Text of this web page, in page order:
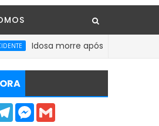
morre após sofrer mal súbito no
T
M